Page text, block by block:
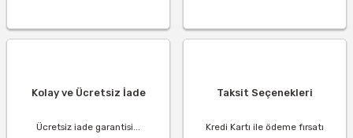
Kolay ve Ücretsiz İade
Ücretsiz iade garantisi...
Taksit Seçenekleri
Kredi Kartı ile ödeme fırsatı